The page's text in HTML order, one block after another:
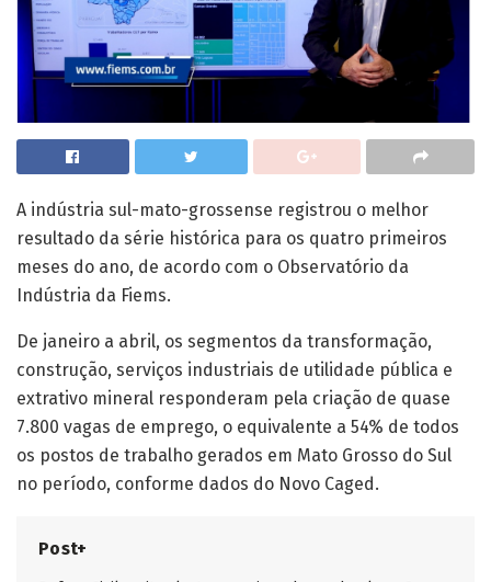
A indústria sul-mato-grossense registrou o melhor
resultado da série histórica para os quatro primeiros
meses do ano, de acordo com o Observatório da
Indústria da Fiems.
De janeiro a abril, os segmentos da transformação,
construção, serviços industriais de utilidade pública e
extrativo mineral responderam pela criação de quase
7.800 vagas de emprego, o equivalente a 54% de todos
os postos de trabalho gerados em Mato Grosso do Sul
no período, conforme dados do Novo Caged.
Post+